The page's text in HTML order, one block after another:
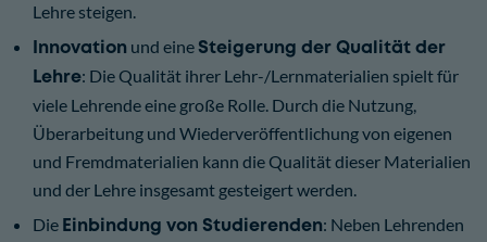
Lehre steigen.
Innovation und eineSteigerung der Qualität der
Lehre: Die Qualität ihrer Lehr-/Lernmaterialien spielt für
viele Lehrende eine große Rolle. Durch die Nutzung,
Überarbeitung und Wiederveröffentlichung von eigenen
und Fremdmaterialien kann die Qualität dieser Materialien
und der Lehre insgesamt gesteigert werden.
Die Einbindung von Studierenden: Neben Lehrenden